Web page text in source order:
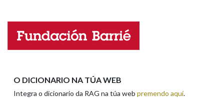
Nome
O DICIONARIO NA TÚA WEB
Integra o dicionario da RAG na túa web premendo aquí.